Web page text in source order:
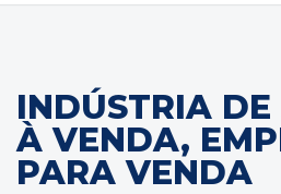
INDÚSTRIA DE
À VENDA,
PARA VENDA